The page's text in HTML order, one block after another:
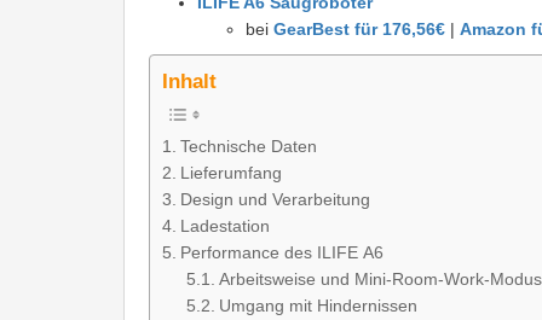
bei GearBest für 176,56€ | Amazon
Inhalt
Technische Daten
Lieferumfang
Design und Verarbeitung
Ladestation
Performance des ILIFE A6
Arbeitsweise und Mini-Room-Work-Modus
Umgang mit Hindernissen